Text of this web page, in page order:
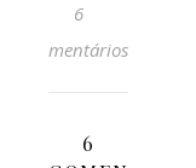
6
Comentários
6